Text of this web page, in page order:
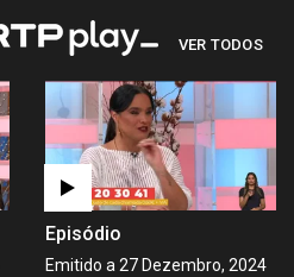
VER TODOS
Episódio
Emitido a 27 Dezembro, 2024